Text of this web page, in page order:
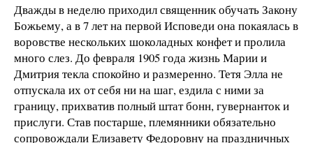
Дважды в неделю приходил священник обучать Закону
Божьему, а в 7 лет на первой Исповеди она покаялась в
воровстве нескольких шоколадных конфет и пролила
много слез. До февраля 1905 года жизнь Марии и
Дмитрия текла спокойно и размеренно. Тетя Элла не
отпускала их от себя ни на шаг, ездила с ними за
границу, прихватив полный штат бонн, гувернанток и
прислуги. Став постарше, племянники обязательно
сопровождали Елизавету Федоровну на праздничных